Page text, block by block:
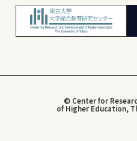
© Center for
of Higher Education,